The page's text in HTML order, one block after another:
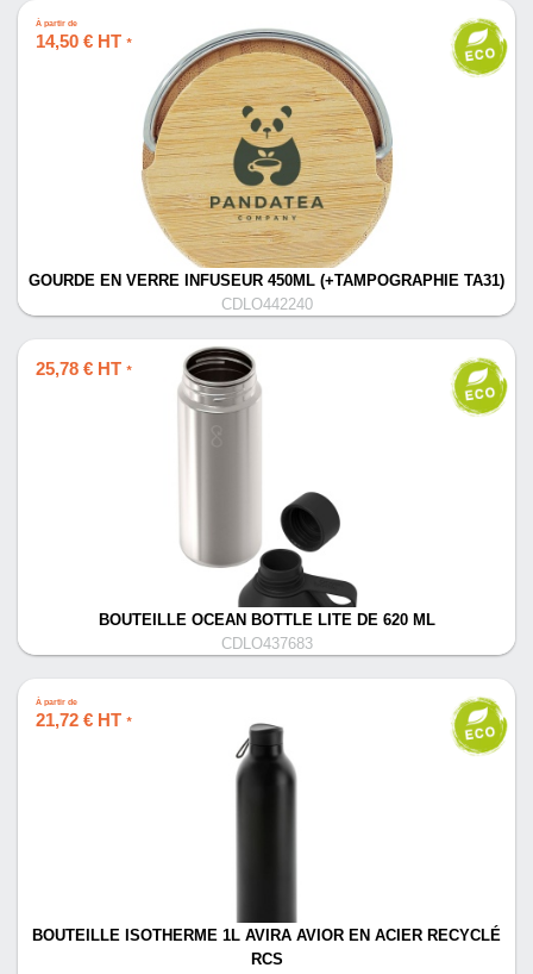
À partir de
14,50 € HT *
GOURDE EN VERRE INFUSEUR 450ML (+TAMPOGRAPHIE TA31)
CDLO442240
25,78 € HT *
BOUTEILLE OCEAN BOTTLE LITE DE 620 ML
CDLO437683
À partir de
21,72 € HT *
BOUTEILLE ISOTHERME 1L AVIRA AVIOR EN ACIER RECYCLÉ
RCS